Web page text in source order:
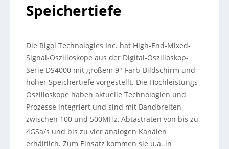
Speichertiefe
Die Rigol Technologies Inc. hat High-End-Mixed-
Signal-Oszilloskope aus der Digital-Oszilloskop-
Serie DS4000 mit großem 9″-Farb-Bildschirm und
hoher Speichertiefe vorgestellt. Die Hochleistungs-
Oszilloskope haben aktuelle Technologien und
Prozesse integriert und sind mit Bandbreiten
zwischen 100 und 500MHz, Abtastraten von bis zu
4GSa/s und bis zu vier analogen Kanälen
erhältlich. Zum Einsatz kommen sie u.a. in